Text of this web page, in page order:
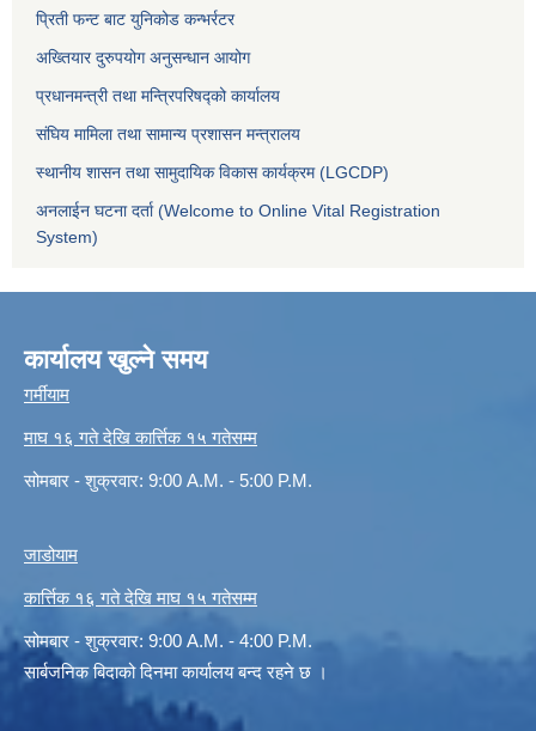
प्रिती फन्ट बाट युनिकोड कन्भर्रटर
अख्तियार दुरुपयोग अनुसन्धान आयोग
प्रधानमन्त्री तथा मन्त्रिपरिषद्को कार्यालय
संघिय मामिला तथा सामान्य प्रशासन मन्त्रालय
स्थानीय शासन तथा सामुदायिक विकास कार्यक्रम (LGCDP)
अनलाईन घटना दर्ता (Welcome to Online Vital Registration
System)
कार्यालय खुल्ने समय
गर्मीयाम
माघ १६ गते देखि कार्त्तिक १५ गतेसम्म
सोमबार - शुक्रवार: 9:00 A.M. - 5:00 P.M.
जाडोयाम
कार्त्तिक १६ गते देखि माघ १५ गतेसम्म
सोमबार - शुक्रवार: 9:00 A.M. - 4:00 P.M.
सार्बजनिक बिदाको दिनमा कार्यालय बन्द रहने छ ।